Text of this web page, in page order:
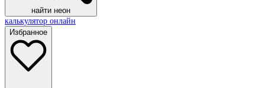
найти неон
калькулятор онлайн
Избранное